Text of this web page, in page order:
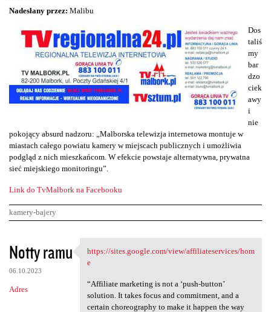
Nadesłany przez: Malibu
Dos
taliś
my
bar
dzo
ciek
awy
i
nie
pokojący absurd nadzoru: „Malborska telewizja internetowa montuje w
miastach całego powiatu kamery w miejscach publicznych i umożliwia
podgląd z nich mieszkańcom. W efekcie powstaje alternatywna, prywatna
sieć miejskiego monitoringu”.
Link do TvMalbork na Facebooku
kamery-bajery
K
o
m
e
Notty ramu
06.10.2023
Adres
https://sites.google.com/view
https://sites.google.com/view/affiliateservices/hom
e
“Affiliate marketing is not a ‘push-button’
solution. It takes focus and commitment, and a
certain choreography to make it happen the way